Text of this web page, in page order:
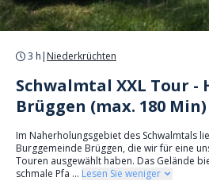
3 h | Niederkrüchten
Schwalmtal XXL Tour -
Brüggen (max. 180 Min)
Im Naherholungsgebiet des Schwalmtals
Burggemeinde Brüggen, die wir für eine
Touren ausgewählt haben. Das Gelände
schmale Pfa ... Lesen Sie weniger